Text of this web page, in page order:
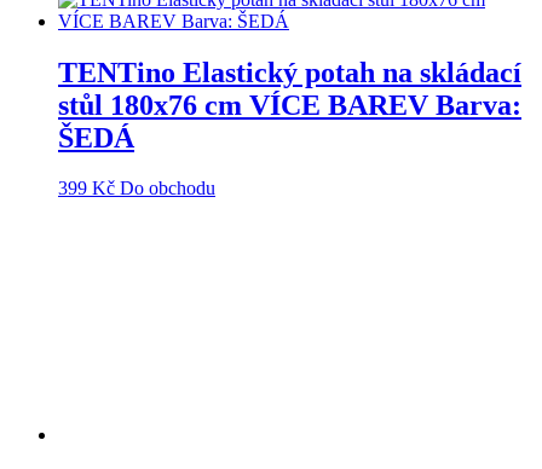
TENTino Elastický potah na skládací
stůl 180x76 cm VÍCE BAREV Barva:
ŠEDÁ
399 Kč Do obchodu